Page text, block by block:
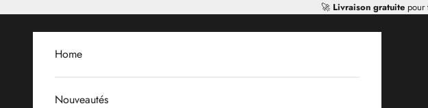
🚀 Livraison gratuite pour
Home
Nouveautés